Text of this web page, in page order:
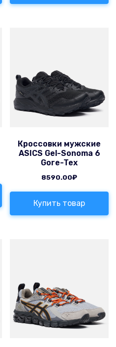
Кроссовки мужские
ASICS Gel-Sonoma 6
Gore-Tex
8590.00₽
Купить товар